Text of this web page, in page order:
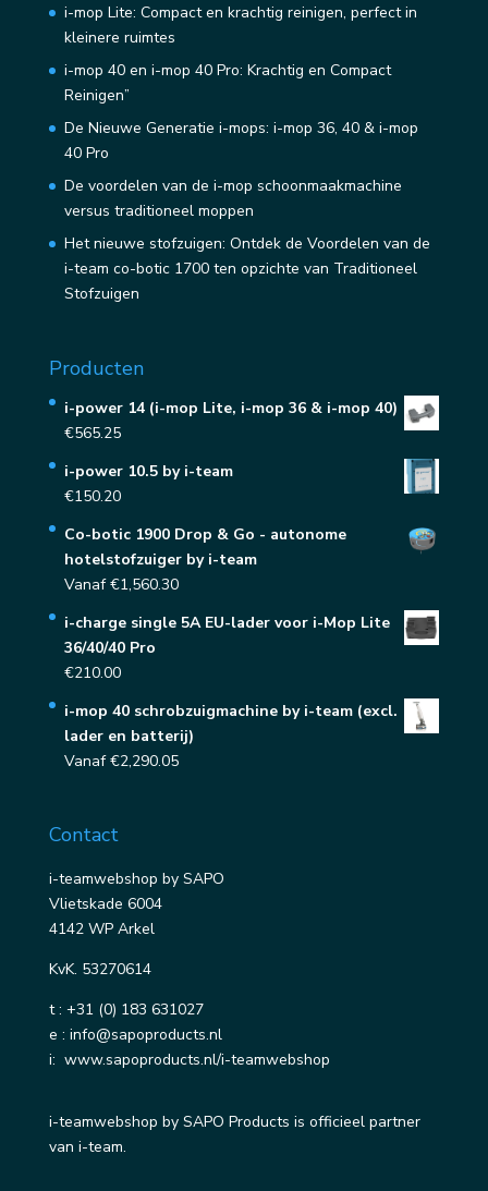
i-mop Lite: Compact en krachtig reinigen, perfect in
kleinere ruimtes
i-mop 40 en i-mop 40 Pro: Krachtig en Compact
Reinigen”
De Nieuwe Generatie i-mops: i-mop 36, 40 & i-mop
40 Pro
De voordelen van de i-mop schoonmaakmachine
versus traditioneel moppen
Het nieuwe stofzuigen: Ontdek de Voordelen van de
i-team co-botic 1700 ten opzichte van Traditioneel
Stofzuigen
Producten
i-power 14 (i-mop Lite, i-mop 36 & i-mop 40)
€565.25
i-power 10.5 by i-team
€150.20
Co-botic 1900 Drop & Go - autonome
hotelstofzuiger by i-team
Vanaf€1,560.30
i-charge single 5A EU-lader voor i-Mop Lite
36/40/40 Pro
€210.00
i-mop 40 schrobzuigmachine by i-team (excl.
lader en batterij)
Vanaf€2,290.05
Contact
i-teamwebshop by SAPO
Vlietskade 6004
4142 WP Arkel
KvK. 53270614
t : +31 (0) 183 631027
e : info@sapoproducts.nl
i: www.sapoproducts.nl/i-teamwebshop
i-teamwebshop by SAPO Products is officieel partner
van i-team.